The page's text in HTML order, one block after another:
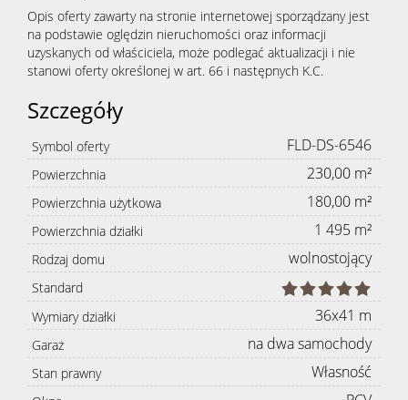
Opis oferty zawarty na stronie internetowej sporządzany jest
na podstawie oględzin nieruchomości oraz informacji
uzyskanych od właściciela, może podlegać aktualizacji i nie
stanowi oferty określonej w art. 66 i następnych K.C.
Szczegóły
Symbol oferty FLD-DS-6546
Powierzchnia 230,00 m²
Powierzchnia użytkowa 180,00 m²
Powierzchnia działki 1 495 m²
Rodzaj domu wolnostojący
Standard
Wymiary działki
36x41 m
Garaż na dwa samochody
Stan prawny Własność